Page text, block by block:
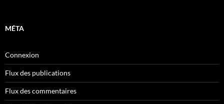
MÉTA
Connexion
Flux des publications
Flux des commentaires